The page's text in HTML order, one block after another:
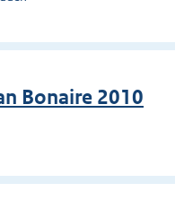
Bonaire 2010